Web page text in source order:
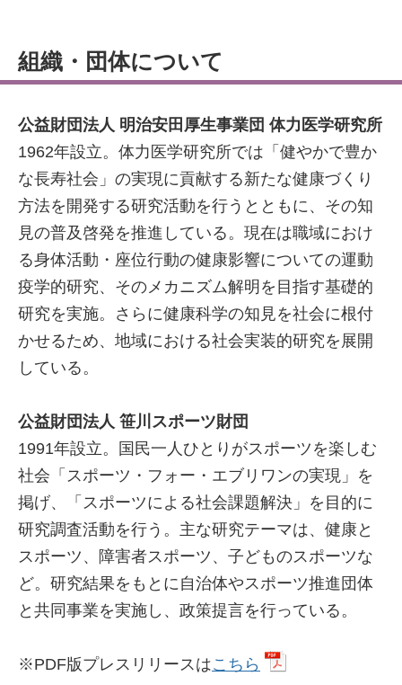
組織・団体について
公益財団法人 明治安田厚生事業団 体力医学研究所
1962年設立。体力医学研究所では「健やかで豊か
な長寿社会」の実現に貢献する新たな健康づくり
方法を開発する研究活動を行うとともに、その知
見の普及啓発を推進している。現在は職域におけ
る身体活動・座位行動の健康影響についての運動
疫学的研究、そのメカニズム解明を目指す基礎的
研究を実施。さらに健康科学の知見を社会に根付
かせるため、地域における社会実装的研究を展開
している。
公益財団法人 笹川スポーツ財団
1991年設立。国民一人ひとりがスポーツを楽しむ
社会「スポーツ・フォー・エブリワンの実現」を
掲げ、「スポーツによる社会課題解決」を目的に
研究調査活動を行う。主な研究テーマは、健康と
スポーツ、障害者スポーツ、子どものスポーツな
ど。研究結果をもとに自治体やスポーツ推進団体
と共同事業を実施し、政策提言を行っている。
※PDF版プレスリリースはこちら